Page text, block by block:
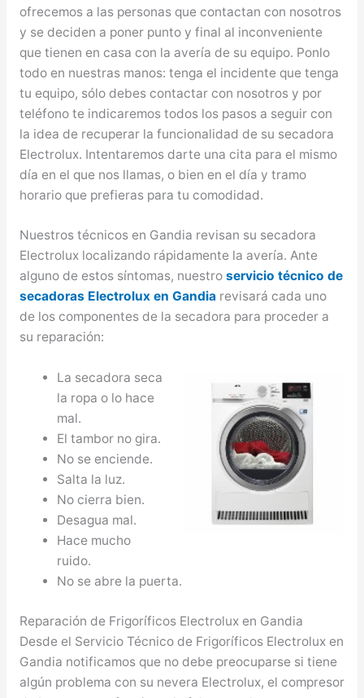
ofrecemos a las personas que contactan con nosotros
y se deciden a poner punto y final al inconveniente
que tienen en casa con la avería de su equipo. Ponlo
todo en nuestras manos: tenga el incidente que tenga
tu equipo, sólo debes contactar con nosotros y por
teléfono te indicaremos todos los pasos a seguir con
la idea de recuperar la funcionalidad de su secadora
Electrolux. Intentaremos darte una cita para el mismo
día en el que nos llamas, o bien en el día y tramo
horario que prefieras para tu comodidad.
Nuestros técnicos en Gandia revisan su secadora
Electrolux localizando rápidamente la avería. Ante
alguno de estos síntomas, nuestro servicio técnico de
secadoras Electrolux en Gandiarevisará cada uno
de los componentes de la secadora para proceder a
su reparación:
La secadora seca
la ropa o lo hace
mal.
El tambor no gira.
No se enciende.
Salta la luz.
No cierra bien.
Desagua mal.
Hace mucho
ruido.
No se abre la puerta.
Reparación de Frigoríficos Electrolux en Gandia
Desde el Servicio Técnico de Frigoríficos Electrolux en
Gandia notificamos que no debe preocuparse si tiene
algún problema con su nevera Electrolux, el compresor